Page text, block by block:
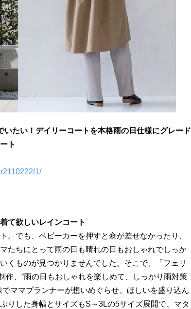
たい！デイリーコートを本格雨の日仕様にグレード
ト
1/
て欲しいレインコート
。でも、ベビーカーを押すと傘が差せなかったり、
たちにとって雨の日も晴れの日もおしゃれでしっか
くものが見つかりませんでした。そこで、「フェリ
作、“雨の日もおしゃれを楽しめて、しっかり雨対策
ママプランナーが想いめぐらせ、ほしいを盛り込ん
りした身幅とサイズもS～3Lの5サイズ展開で、マタ